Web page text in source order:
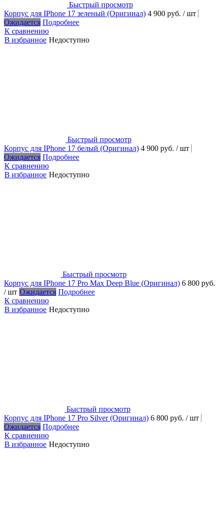
Быстрый просмотр
Корпус для IPhone 17 зеленый (Оригинал) 4 900 руб. / шт
Ожидается Подробнее
К сравнению
В избранное Недоступно
Быстрый просмотр
Корпус для IPhone 17 белый (Оригинал) 4 900 руб. / шт
Ожидается Подробнее
К сравнению
В избранное Недоступно
Быстрый просмотр
Корпус для IPhone 17 Pro Max Deep Blue (Оригинал) 6 800 руб.
/ шт Ожидается Подробнее
К сравнению
В избранное Недоступно
Быстрый просмотр
Корпус для IPhone 17 Pro Silver (Оригинал) 6 800 руб. / шт
Ожидается Подробнее
К сравнению
В избранное Недоступно